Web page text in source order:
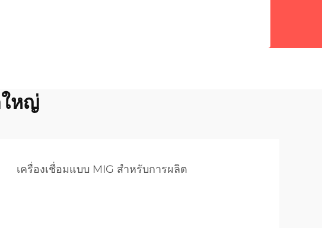
ใหญ่
เครื่องเชื่อมแบบ MIG สำหรับการผลิต